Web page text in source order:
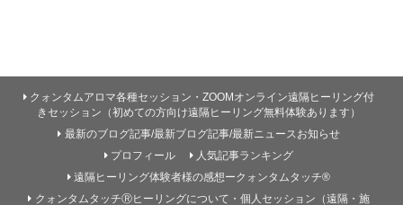
クォンタムアロマ各種セッション・ZOOMオンライン遠隔ヒーリング付
きセッション（初めての方向け遠隔ヒーリング無料体験あります）
最新のブログ記事/最新ブログ記事/最新ニュースお知らせ
プロフィール
人気記事ランキング
遠隔ヒーリング体験者様の感想ークォンタムタッチ®
クォンタムタッチⓇヒーリングについて・個人セッション（遠隔・施